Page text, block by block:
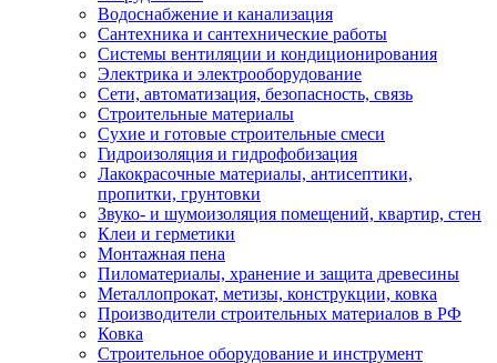
Водоснабжение и канализация
Сантехника и сантехнические работы
Системы вентиляции и кондиционирования
Электрика и электрооборудование
Сети, автоматизация, безопасность, связь
Строительные материалы
Сухие и готовые строительные смеси
Гидроизоляция и гидрофобизация
Лакокрасочные материалы, антисептики,
пропитки, грунтовки
Звуко- и шумоизоляция помещений, квартир, стен
Клеи и герметики
Монтажная пена
Пиломатериалы, хранение и защита древесины
Металлопрокат, метизы, конструкции, ковка
Производители строительных материалов в РФ
Ковка
Строительное оборудование и инструмент